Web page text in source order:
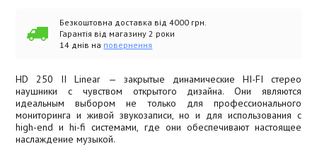
Безкоштовна доставка від 4000 грн.
Гарантія від магазину 2 роки
14 днів на повернення
HD 250 II Linear — закрытые динамические HI-FI стерео
наушники с чувством открытого дизайна. Они являются
идеальным выбором не только для профессионального
мониторинга и живой звукозаписи, но и для использования с
high-end и hi-fi системами, где они обеспечивают настоящее
наслаждение музыкой.